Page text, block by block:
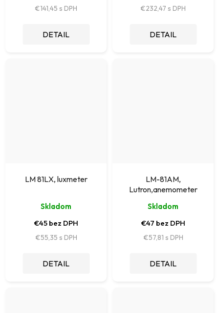
€141,45
DETAIL
€232,47
DETAIL
LM 81LX, luxmeter
Skladom
€45 bez DPH
€55,35
DETAIL
LM-81AM,
Lutron,anemometer
Skladom
€47 bez DPH
€57,81
DETAIL